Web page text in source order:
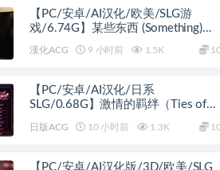
【PC/安卓/AI汉化/欧美/SLG游
戏/6.74G】某些东西 (Something)
SLG游戏+6.74G
漢化ACG 9 小时前 1.5K
【PC/安卓/AI汉化/日系
SLG/0.68G】激情的羁绊（Ties of
Passion） Ver0.1.0 AI汉化版+PC+安
卓+日系SLG游戏+0.68G
日版ACG 10 小时前 1.3K
【PC/安卓/AI汉化版/3D/欧美/SLG